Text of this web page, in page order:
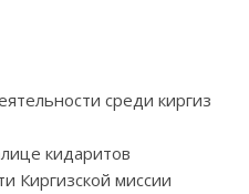
среди киргиз
кидаритов
Киргизской миссии